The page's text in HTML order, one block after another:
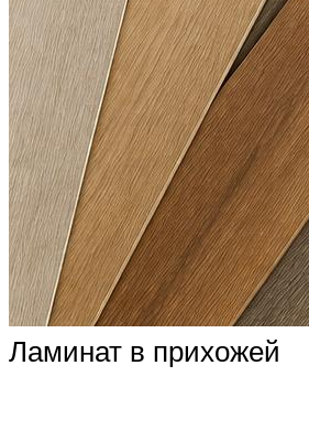
Ламинат в прихожей